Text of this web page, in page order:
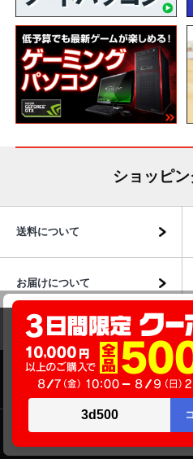
HP EliteBook 630 G9（第12世代
商品価格(税込) 43,800円
オプション小計価格(税込)
商品合計価格(税込)
在庫があ
ショッピ
送料について
お届けについて
商品のご案内
パソコン市場について
当サイトでは利用体験の向上およ
ラフィックの分析を目的として
サイトの閲覧を継続された場合、
のといたします。
承諾